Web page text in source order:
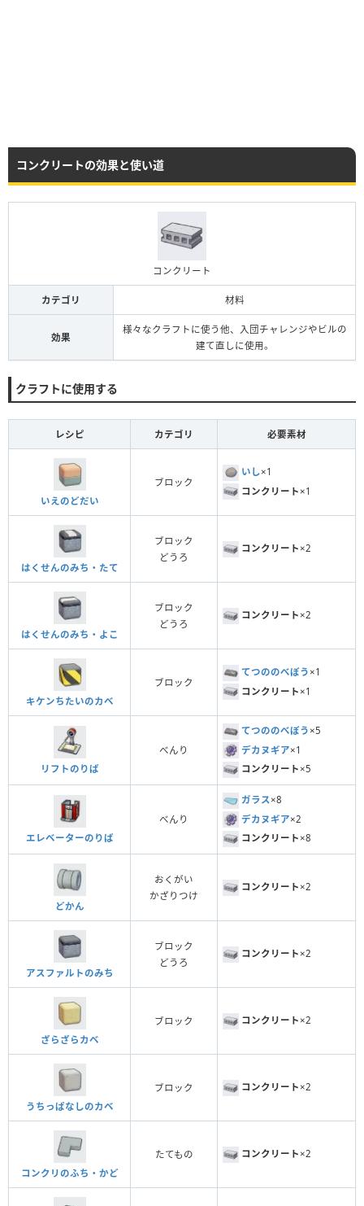
コンクリートの効果と使い道
コンクリート
カテゴリ 材料
効果
様々なクラフトに使う他、入団チャレンジやビルの
建て直しに使用。
クラフトに使用する
レシピ カテゴリ 必要素材
いえのどだい
ブロック
いし×1
コンクリート ×1
はくせんのみち・たて
ブロック
どうろ
コンクリート ×2
はくせんのみち・よこ
ブロック
どうろ
コンクリート ×2
キケンちたいのカベ
ブロック
てつののべぼう ×1
コンクリート ×1
リフトのりば
べんり
てつののべぼう ×5
デカヌギア×1
コンクリート ×5
エレベーターのりば
べんり
ガラス ×8
デカヌギア×2
コンクリート ×8
どかん
おくがい
かざりつけ
コンクリート ×2
アスファルトのみち
ブロック
どうろ
コンクリート ×2
ざらざらカベ
ブロック コンクリート ×2
うちっぱなしのカベ
ブロック コンクリート ×2
コンクリのふち・かど
たてもの コンクリート ×2